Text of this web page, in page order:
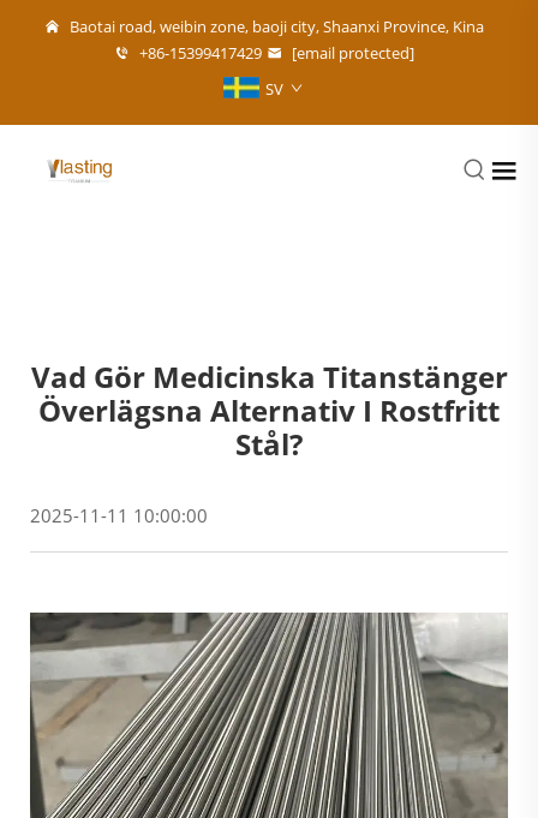
Baotai road, weibin zone, baoji city, Shaanxi Province, Kina
+86-15399417429
[email protected]
SV
Vad Gör Medicinska Titanstänger
Överlägsna Alternativ I Rostfritt
Stål?
2025-11-11 10:00:00